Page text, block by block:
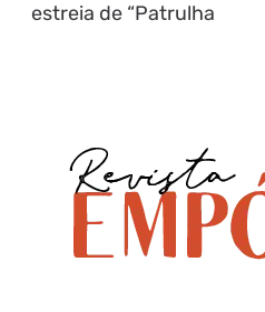
estreia de “Patrulha